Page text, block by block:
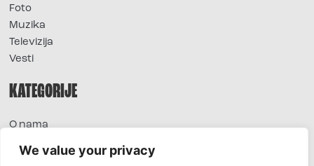
We value your privacy
Foto
Muzika
Televizija
Vesti
KATEGORIJE
O nama
Extra